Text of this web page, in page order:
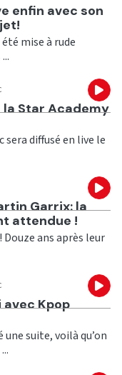
enfin avec son
mise à rude
la Star Academy
sera diffusé en live le
Garrix: la
attendue !
ans après leur
avec Kpop
suite, voilà qu’on